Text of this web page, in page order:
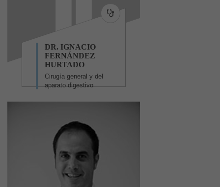
DR. IGNACIO
FERNÁNDEZ
HURTADO
Cirugía general y del
aparato digestivo